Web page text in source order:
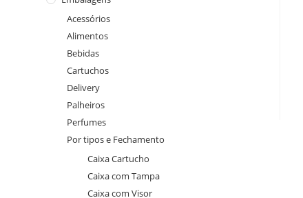
Acessórios
Alimentos
Bebidas
Cartuchos
Delivery
Palheiros
Perfumes
Por tipos e Fechamento
Caixa Cartucho
Caixa com Tampa
Caixa com Visor